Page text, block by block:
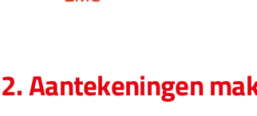
2. Aantekeningen